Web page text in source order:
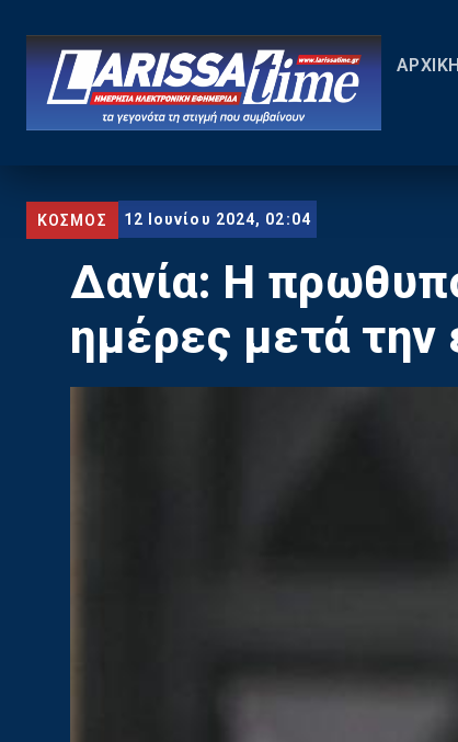
ΑΡΧΙΚΗ
ΚΟΣΜΟΣ 12 Ιουνίου 2024, 02:04
Δανία: Η
ημέρες μετά την